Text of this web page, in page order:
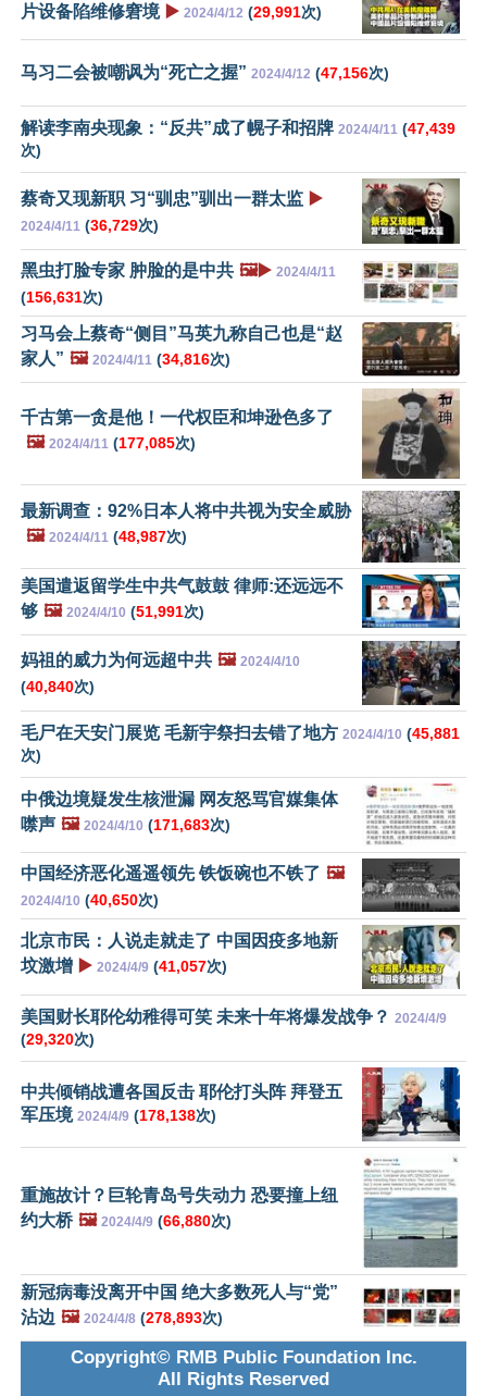
片设备陷维修窘境 ▶️ 2024/4/12 (29,991次)
马习二会被嘲讽为“死亡之握” 2024/4/12 (47,156次)
解读李南央现象：“反共”成了幌子和招牌 2024/4/11 (47,439
次)
蔡奇又现新职 习“驯忠”驯出一群太监 ▶️
2024/4/11 (36,729次)
黑虫打脸专家 肿脸的是中共 🖼️▶️ 2024/4/11
(156,631次)
习马会上蔡奇“侧目”马英九称自己也是“赵
家人” 🖼️ 2024/4/11 (34,816次)
千古第一贪是他！一代权臣和坤逊色多了
🖼️ 2024/4/11 (177,085次)
最新调查：92%日本人将中共视为安全威胁
🖼️ 2024/4/11 (48,987次)
美国遣返留学生中共气鼓鼓 律师:还远远不
够 🖼️ 2024/4/10 (51,991次)
妈祖的威力为何远超中共 🖼️ 2024/4/10
(40,840次)
毛尸在天安门展览 毛新宇祭扫去错了地方 2024/4/10 (45,881
次)
中俄边境疑发生核泄漏 网友怒骂官媒集体
噤声 🖼️ 2024/4/10 (171,683次)
中国经济恶化遥遥领先 铁饭碗也不铁了 🖼️
2024/4/10 (40,650次)
北京市民：人说走就走了 中国因疫多地新
坟激增 ▶️ 2024/4/9 (41,057次)
美国财长耶伦幼稚得可笑 未来十年将爆发战争？ 2024/4/9
(29,320次)
中共倾销战遭各国反击 耶伦打头阵 拜登五
军压境 2024/4/9 (178,138次)
重施故计？巨轮青岛号失动力 恐要撞上纽
约大桥 🖼️ 2024/4/9 (66,880次)
新冠病毒没离开中国 绝大多数死人与“党”
沾边 🖼️ 2024/4/8 (278,893次)
Copyright© RMB Public Foundation Inc.
All Rights Reserved